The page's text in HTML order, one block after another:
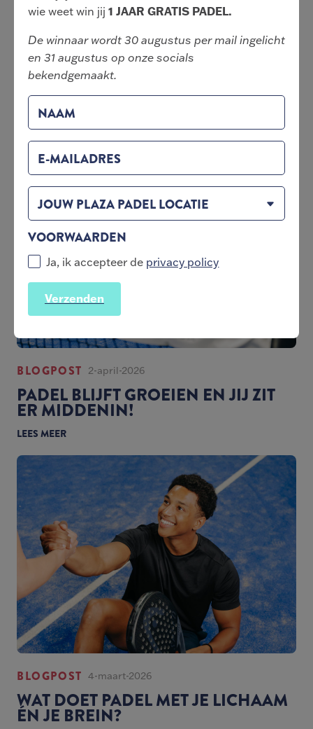
BLOGPOST 31-juli-2026
WAAROM JIJ ÁLTIJD JE OPEN
MATCH SCORES IN PLAYTOMIC
MOET INVULLEN
LEES MEER
BLOGPOST 2-april-2026
PADEL BLIJFT GROEIEN EN JIJ ZIT
ER MIDDENIN!
LEES MEER
BLOGPOST 4-maart-2026
WAT DOET PADEL MET JE LICHAAM
ÉN JE BREIN?
wie weet win jij 1 JAAR GRATIS PADEL.
De winnaar wordt 30 augustus per mail ingelicht
en 31 augustus op onze socials
bekendgemaakt.
NAAM
E-MAILADRES
JOUW PLAZA PADEL LOCATIE
VOORWAARDEN
Ja, ik accepteer de privacy policy